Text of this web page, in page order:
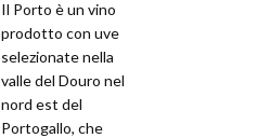
Il Porto è un vino
prodotto con uve
selezionate nella
valle del Douro nel
nord est del
Portogallo, che